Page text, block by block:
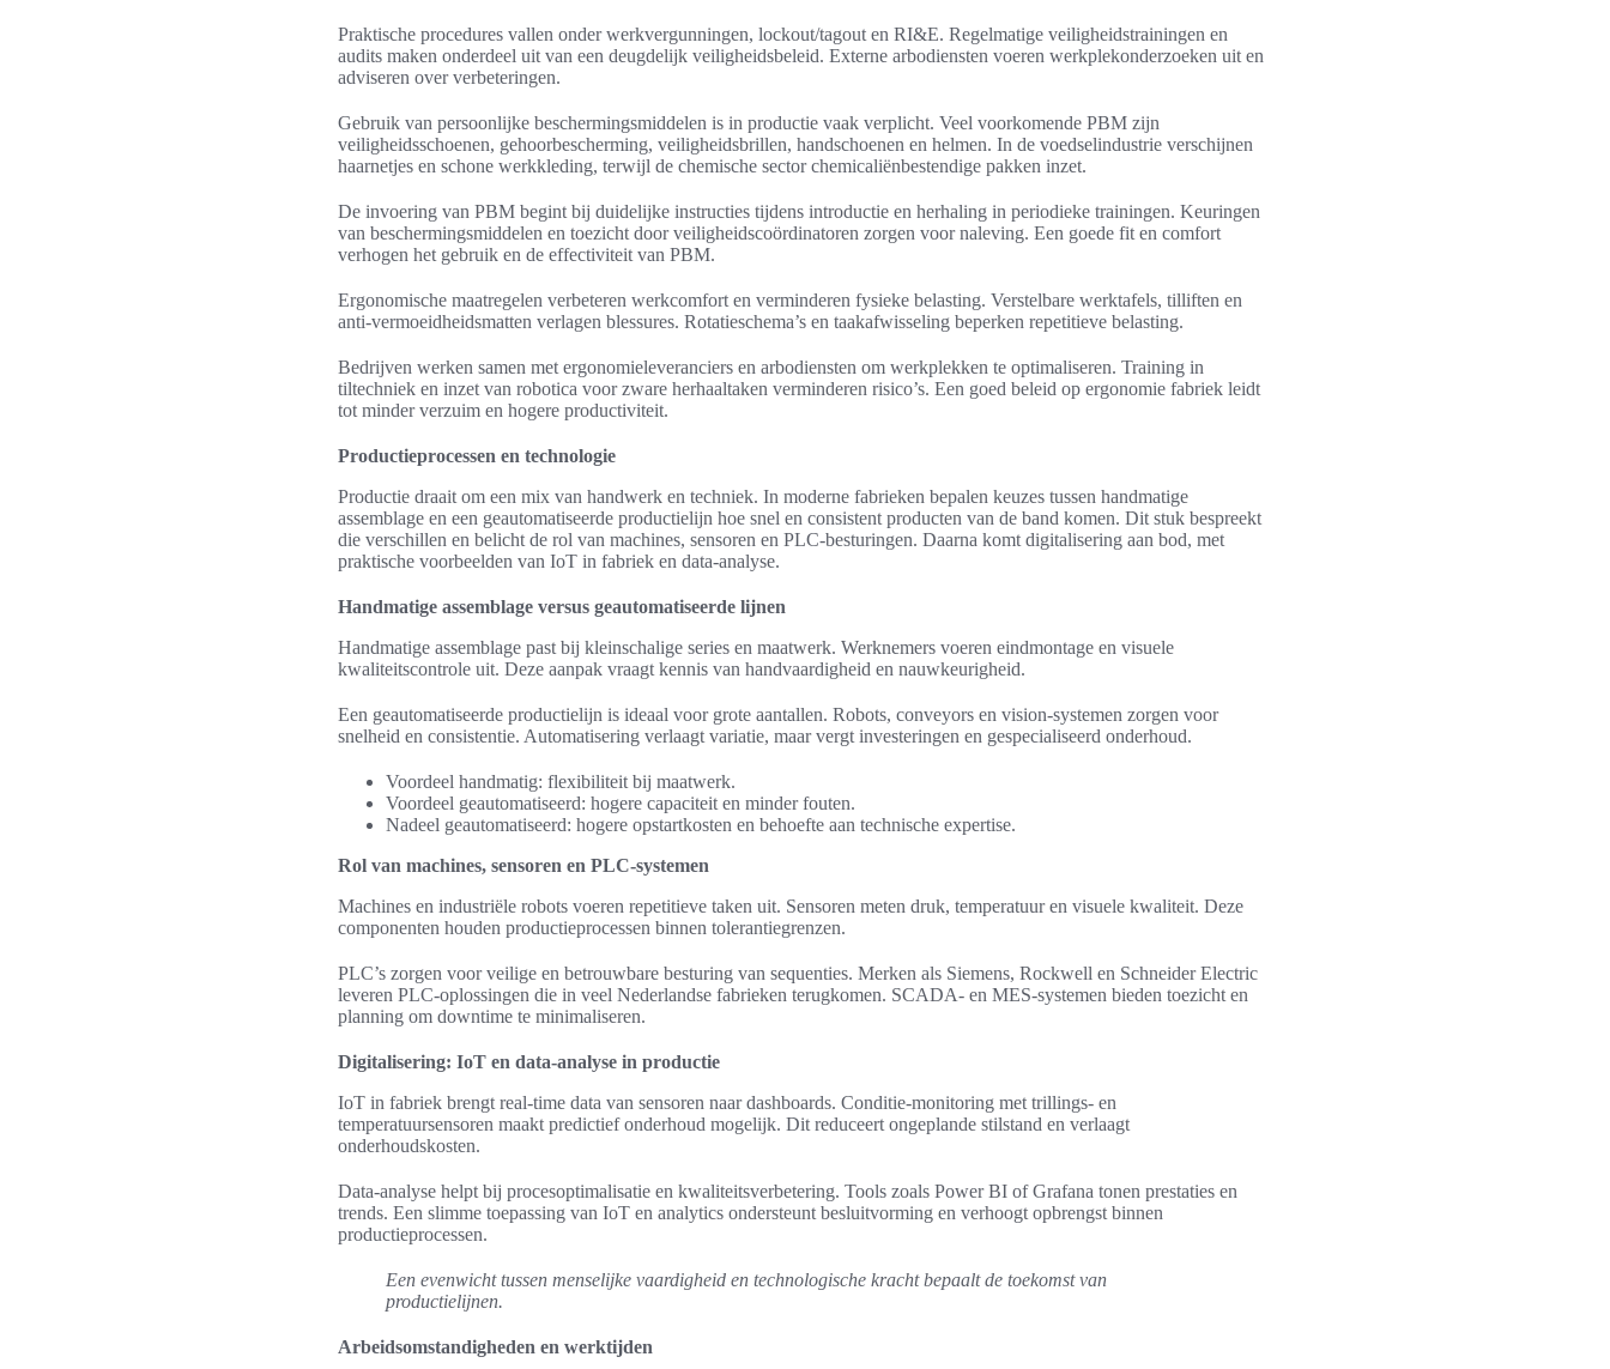
Praktische procedures vallen onder werkvergunningen, lockout/tagout en RI&E. Regelmatige veiligheidstrainingen en
audits maken onderdeel uit van een deugdelijk veiligheidsbeleid. Externe arbodiensten voeren werkplekonderzoeken uit en
adviseren over verbeteringen.
Gebruik van persoonlijke beschermingsmiddelen is in productie vaak verplicht. Veel voorkomende PBM zijn
veiligheidsschoenen, gehoorbescherming, veiligheidsbrillen, handschoenen en helmen. In de voedselindustrie verschijnen
haarnetjes en schone werkkleding, terwijl de chemische sector chemicaliënbestendige pakken inzet.
De invoering van PBM begint bij duidelijke instructies tijdens introductie en herhaling in periodieke trainingen. Keuringen
van beschermingsmiddelen en toezicht door veiligheidscoördinatoren zorgen voor naleving. Een goede fit en comfort
verhogen het gebruik en de effectiviteit van PBM.
Ergonomische maatregelen verbeteren werkcomfort en verminderen fysieke belasting. Verstelbare werktafels, tilliften en
anti-vermoeidheidsmatten verlagen blessures. Rotatieschema’s en taakafwisseling beperken repetitieve belasting.
Bedrijven werken samen met ergonomieleveranciers en arbodiensten om werkplekken te optimaliseren. Training in
tiltechniek en inzet van robotica voor zware herhaaltaken verminderen risico’s. Een goed beleid op ergonomie fabriek leidt
tot minder verzuim en hogere productiviteit.
Productieprocessen en technologie
Productie draait om een mix van handwerk en techniek. In moderne fabrieken bepalen keuzes tussen handmatige
assemblage en een geautomatiseerde productielijn hoe snel en consistent producten van de band komen. Dit stuk bespreekt
die verschillen en belicht de rol van machines, sensoren en PLC-besturingen. Daarna komt digitalisering aan bod, met
praktische voorbeelden van IoT in fabriek en data-analyse.
Handmatige assemblage versus geautomatiseerde lijnen
Handmatige assemblage past bij kleinschalige series en maatwerk. Werknemers voeren eindmontage en visuele
kwaliteitscontrole uit. Deze aanpak vraagt kennis van handvaardigheid en nauwkeurigheid.
Een geautomatiseerde productielijn is ideaal voor grote aantallen. Robots, conveyors en vision-systemen zorgen voor
snelheid en consistentie. Automatisering verlaagt variatie, maar vergt investeringen en gespecialiseerd onderhoud.
Voordeel handmatig: flexibiliteit bij maatwerk.
Voordeel geautomatiseerd: hogere capaciteit en minder fouten.
Nadeel geautomatiseerd: hogere opstartkosten en behoefte aan technische expertise.
Rol van machines, sensoren en PLC-systemen
Machines en industriële robots voeren repetitieve taken uit. Sensoren meten druk, temperatuur en visuele kwaliteit. Deze
componenten houden productieprocessen binnen tolerantiegrenzen.
PLC’s zorgen voor veilige en betrouwbare besturing van sequenties. Merken als Siemens, Rockwell en Schneider Electric
leveren PLC-oplossingen die in veel Nederlandse fabrieken terugkomen. SCADA- en MES-systemen bieden toezicht en
planning om downtime te minimaliseren.
Digitalisering: IoT en data-analyse in productie
IoT in fabriek brengt real-time data van sensoren naar dashboards. Conditie-monitoring met trillings- en
temperatuursensoren maakt predictief onderhoud mogelijk. Dit reduceert ongeplande stilstand en verlaagt
onderhoudskosten.
Data-analyse helpt bij procesoptimalisatie en kwaliteitsverbetering. Tools zoals Power BI of Grafana tonen prestaties en
trends. Een slimme toepassing van IoT en analytics ondersteunt besluitvorming en verhoogt opbrengst binnen
productieprocessen.
Een evenwicht tussen menselijke vaardigheid en technologische kracht bepaalt de toekomst van
productielijnen.
Arbeidsomstandigheden en werktijden